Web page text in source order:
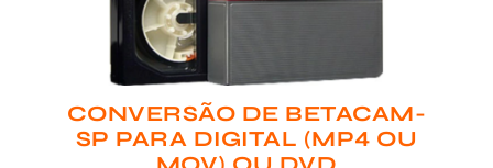
CONVERSÃO DE BETACAM-
SP PARA DIGITAL (MP4 OU